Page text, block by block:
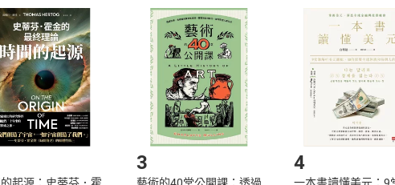
求退貨退款。
理退貨時，請登入樂天市場，並於「我的訂單」中點選「瀏覽訂單明
行審核，待審核通過後將為您辦理退款事宜。
單為單位進行取消/退貨，恕無法以單支商品取消/退貨。
放入購物車
Shopping cart
登入帳號
Login
付款方式
Payment
？
Step2.登入帳號，下載書籍
起源：史蒂芬．霍
3
藝術的40堂公開課：透過
4
一本書讀懂美元：9